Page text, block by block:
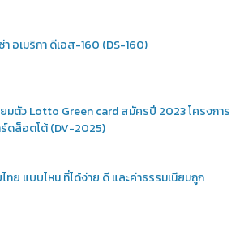
อเมริกา ดีเอส-160 (DS-160)
ยมตัว Lotto Green card สมัครปี 2023 โครงการ
ร์ดล็อตโต้ (DV-2025)
ทย แบบไหน ที่ได้ง่าย ดี และค่าธรรมเนียมถูก